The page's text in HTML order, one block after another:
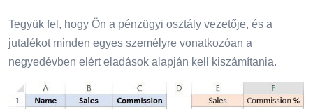
Tegyük fel, hogy Ön a pénzügyi osztály vezetője, és a
jutalékot minden egyes személyre vonatkozóan a
negyedévben elért eladások alapján kell kiszámítania.